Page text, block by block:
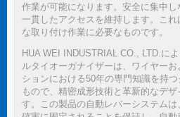
作業が可能になります。安全に集中
一貫したアクセスを維持します。こ
な取り付け作業に必要なものです。
HUA WEI INDUSTRIAL CO., LTD.に
ルタイオーガナイザーは、ワイヤー
ションにおける50年の専門知識を持
もので、精密成形技術と革新的なデ
す。この製品の自動レバーシステム